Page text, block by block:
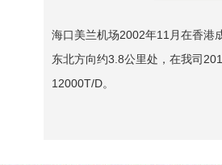
海口美兰机场2002年11月在香港
东北方向约3.8公里处，在我司
12000T/D。